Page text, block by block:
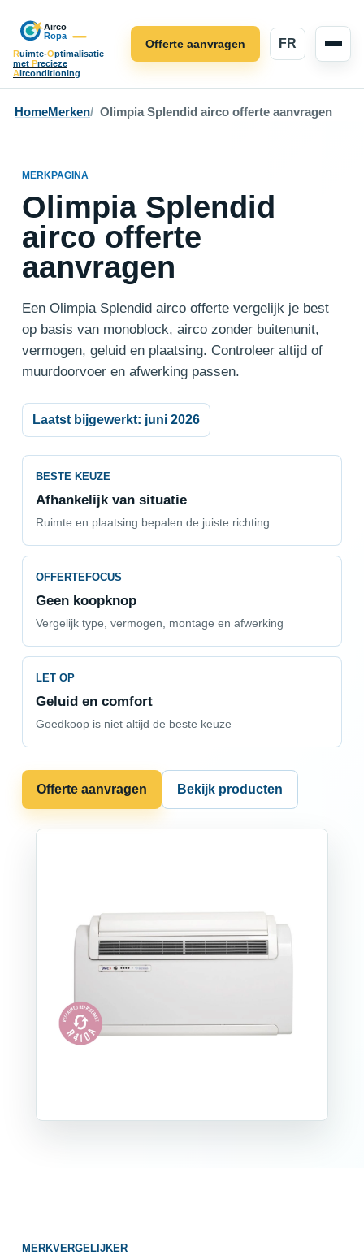
Ruimte-Optimalisatie
met Precieze
Airconditioning
FR
Offerte aanvragen
HomeMerken Olimpia Splendid airco offerte aanvragen
MERKPAGINA
Olimpia Splendid
airco offerte
aanvragen
Een Olimpia Splendid airco offerte vergelijk je best
op basis van monoblock, airco zonder buitenunit,
vermogen, geluid en plaatsing. Controleer altijd of
muurdoorvoer en afwerking passen.
Laatst bijgewerkt: juni 2026
BESTE KEUZE
Afhankelijk van situatie
Ruimte en plaatsing bepalen de juiste richting
OFFERTEFOCUS
Geen koopknop
Vergelijk type, vermogen, montage en afwerking
LET OP
Geluid en comfort
Goedkoop is niet altijd de beste keuze
Offerte aanvragen Bekijk producten
MERKVERGELIJKER